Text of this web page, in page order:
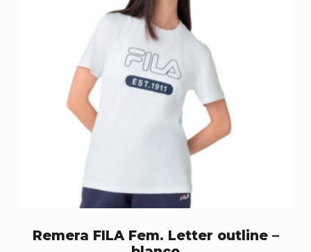
Remera FILA Fem. Letter outline –